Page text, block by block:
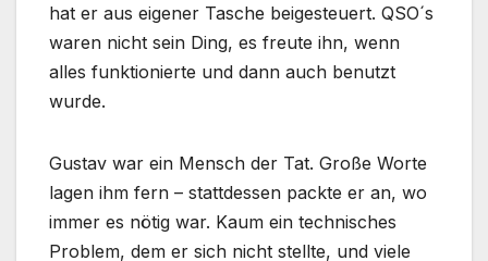
hat er aus eigener Tasche beigesteuert. QSO´s
waren nicht sein Ding, es freute ihn, wenn
alles funktionierte und dann auch benutzt
wurde.
Gustav war ein Mensch der Tat. Große Worte
lagen ihm fern – stattdessen packte er an, wo
immer es nötig war. Kaum ein technisches
Problem, dem er sich nicht stellte, und viele